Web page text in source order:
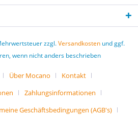
zzgl.Versandkosten und ggf.
wenn nicht anders beschrieben
Über Mocano
Kontakt
Zahlungsinformationen
Geschäftsbedingungen (AGB's)